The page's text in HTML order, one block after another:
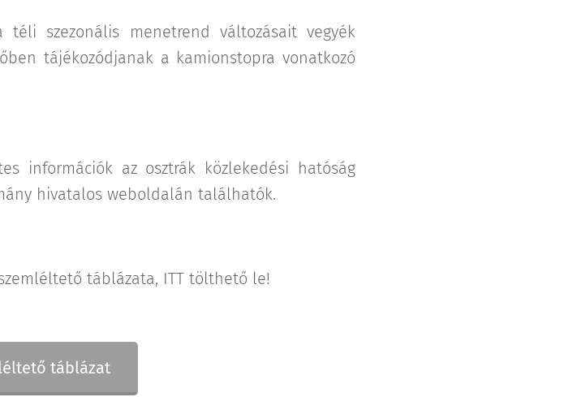
szezonális menetrend változásait vegyék
tájékozódjanak a kamionstopra vonatkozó
információk az osztrák közlekedési hatóság
hivatalos weboldalán találhatók.
táblázata, ITT tölthető le!
táblázat